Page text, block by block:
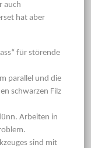
auch
hat aber
für störende
parallel und die
schwarzen Filz
Arbeiten in
sind mit